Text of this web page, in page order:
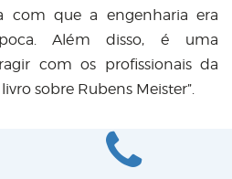
com que a engenharia era
Além disso, é uma
com os profissionais da
sobre Rubens Meister”.